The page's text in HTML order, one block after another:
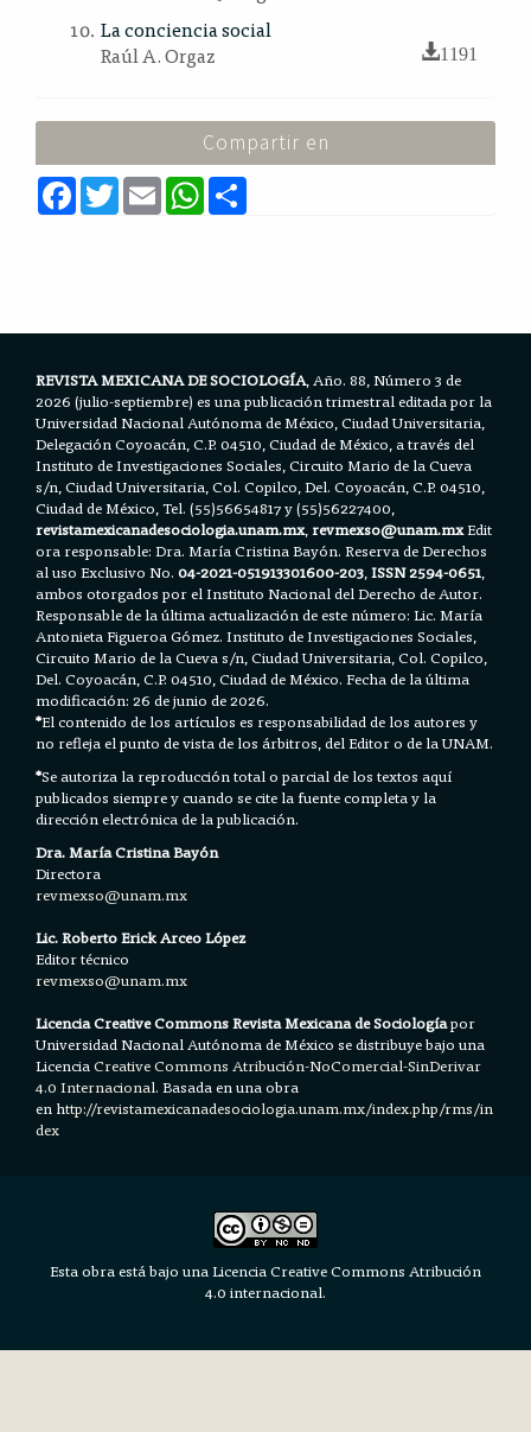
La conciencia social
Raúl A. Orgaz
1191
Compartir en
F
a
c
T
w
E
m
a
W
h
a
REVISTA MEXICANA DE SOCIOLOGÍA, Año. 88, Número 3 de
2026 (julio-septiembre) es una publicación trimestral editada por la
Universidad Nacional Autónoma de México, Ciudad Universitaria,
Delegación Coyoacán, C.P. 04510, Ciudad de México, a través del
Instituto de Investigaciones Sociales, Circuito Mario de la Cueva
s/n, Ciudad Universitaria, Col. Copilco, Del. Coyoacán, C.P. 04510,
Ciudad de México, Tel. (55)56654817 y (55)56227400,
revistamexicanadesociologia.unam.mx,revmexso@unam.mxEdit
ora responsable: Dra. María Cristina Bayón. Reserva de Derechos
al uso Exclusivo No.04-2021-051913301600-203,ISSN 2594-0651,
ambos otorgados por el Instituto Nacional del Derecho de Autor.
Responsable de la última actualización de este número: Lic. María
Antonieta Figueroa Gómez. Instituto de Investigaciones Sociales,
Circuito Mario de la Cueva s/n, Ciudad Universitaria, Col. Copilco,
Del. Coyoacán, C.P. 04510, Ciudad de México. Fecha de la última
modificación: 26 de junio de 2026.
*El contenido de los artículos es responsabilidad de los autores y
no refleja el punto de vista de los árbitros, del Editor o de la UNAM.
*Se autoriza la reproducción total o parcial de los textos aquí
publicados siempre y cuando se cite la fuente completa y la
dirección electrónica de la publicación.
Dra. María Cristina Bayón
Directora
revmexso@unam.mx
Lic. Roberto Erick Arceo López
Editor técnico
revmexso@unam.mx
Licencia Creative Commons Revista Mexicana de Sociologíapor
Universidad Nacional Autónoma de México se distribuye bajo una
LicenciaCreative Commons Atribución-NoComercial-SinDerivar
4.0 Internacional.Basada en una obra
en http://revistamexicanadesociologia.unam.mx/index.php/rms/in
dex
Esta obra está bajo una Licencia Creative Commons Atribución
4.0 internacional.